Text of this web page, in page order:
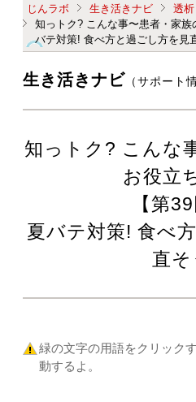
じんラボ 生き活きナビ
透
知っトク? こんな事〜患者・家
バテ対策! 食べ方と過ごし方を見
生き活きナビ （サポート
知っトク? こんな
お役立
【第39
夏バテ対策! 食べ
直そ
緑の文字の用語をクリック
動するよ。